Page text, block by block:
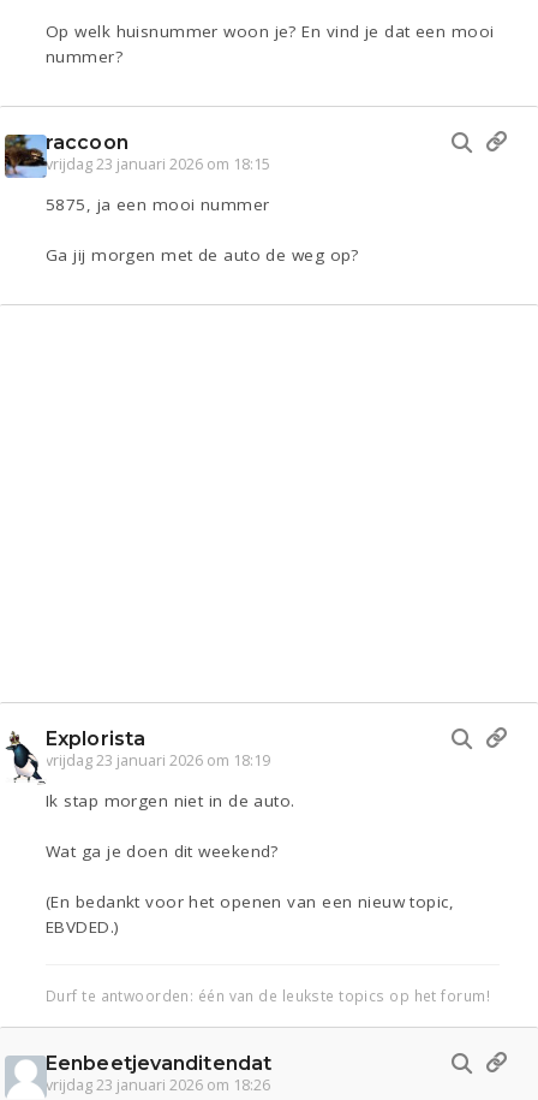
Op welk huisnummer woon je? En vind je dat een mooi
nummer?
raccoon
vrijdag 23 januari 2026 om 18:15
5875, ja een mooi nummer
Ga jij morgen met de auto de weg op?
Explorista
vrijdag 23 januari 2026 om 18:19
Ik stap morgen niet in de auto.
Wat ga je doen dit weekend?
(En bedankt voor het openen van een nieuw topic,
EBVDED.)
Durf te antwoorden: één van de leukste topics op het forum!
Eenbeetjevanditendat
vrijdag 23 januari 2026 om 18:26